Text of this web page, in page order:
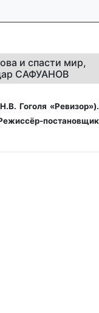
и спасти мир,
САФУАНОВ
Гоголя «Ревизор»).
постановщик